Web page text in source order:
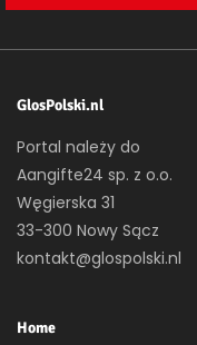
GlosPolski.nl
Portal należy do
Aangifte24 sp. z o.o.
Węgierska 31
33-300 Nowy Sącz
kontakt@glospolski.nl
Home